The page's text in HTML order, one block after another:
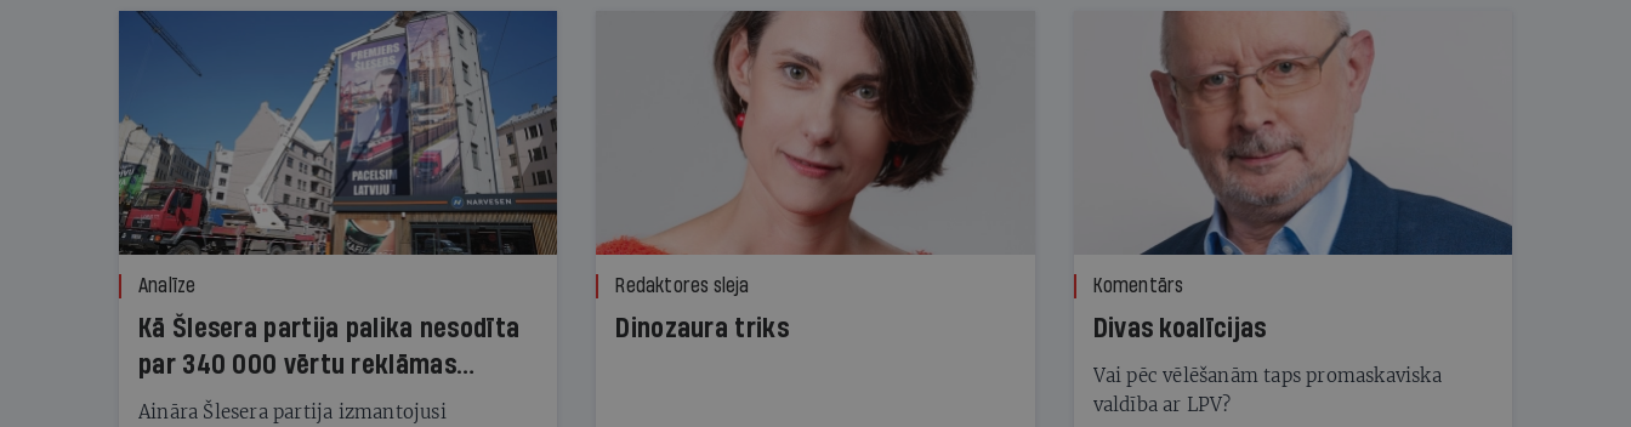
Analīze
Kā Šlesera partija palika nesodīta
par 340 000 vērtu reklāmas
kampaņu
Aināra Šlesera partija izmantojusi
Redaktores sleja
Dinozaura triks
Komentārs
Divas koalīcijas
Vai pēc vēlēšanām taps promaskaviska
valdība ar LPV?